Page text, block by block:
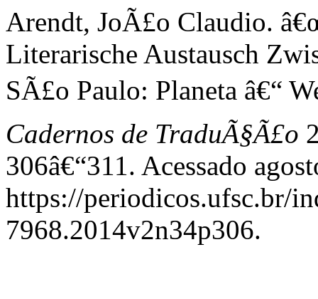
Arendt, JoÃ£o Claudio.
Literarische Austausch
SÃ£o Paulo: Planeta â€“
Cadernos de TraduÃ§Ã£o
306â€“311. Acessado
https://periodicos.ufsc.br/
7968.2014v2n34p306.